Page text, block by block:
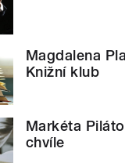
Magdalena
Knižní klub
Markéta
chvíle